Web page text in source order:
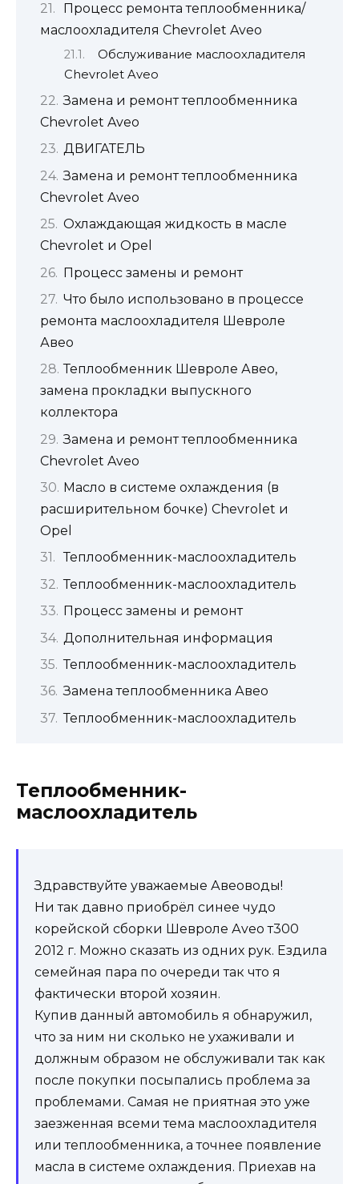
Процесс ремонта теплообменника/
маслоохладителя Chevrolet Aveo
Обслуживание маслоохладителя
Chevrolet Aveo
Замена и ремонт теплообменника
Chevrolet Aveo
ДВИГАТЕЛЬ
Замена и ремонт теплообменника
Chevrolet Aveo
Охлаждающая жидкость в масле
Chevrolet и Opel
Процесс замены и ремонт
Что было использовано в процессе
ремонта маслоохладителя Шевроле
Авео
Теплообменник Шевроле Авео,
замена прокладки выпускного
коллектора
Замена и ремонт теплообменника
Chevrolet Aveo
Масло в системе охлаждения (в
расширительном бочке) Chevrolet и
Opel
Теплообменник-маслоохладитель
Теплообменник-маслоохладитель
Процесс замены и ремонт
Дополнительная информация
Теплообменник-маслоохладитель
Замена теплообменника Авео
Теплообменник-маслоохладитель
Теплообменник-
маслоохладитель
Здравствуйте уважаемые Авеоводы!
Ни так давно приобрёл синее чудо
корейской сборки Шевроле Аveo т300
2012 г. Можно сказать из одних рук. Ездила
семейная пара по очереди так что я
фактически второй хозяин.
Купив данный автомобиль я обнаружил,
что за ним ни сколько не ухаживали и
должным образом не обслуживали так как
после покупки посыпались проблема за
проблемами. Самая не приятная это уже
заезженная всеми тема маслоохладителя
или теплообменника, а точнее появление
масла в системе охлаждения. Приехав на